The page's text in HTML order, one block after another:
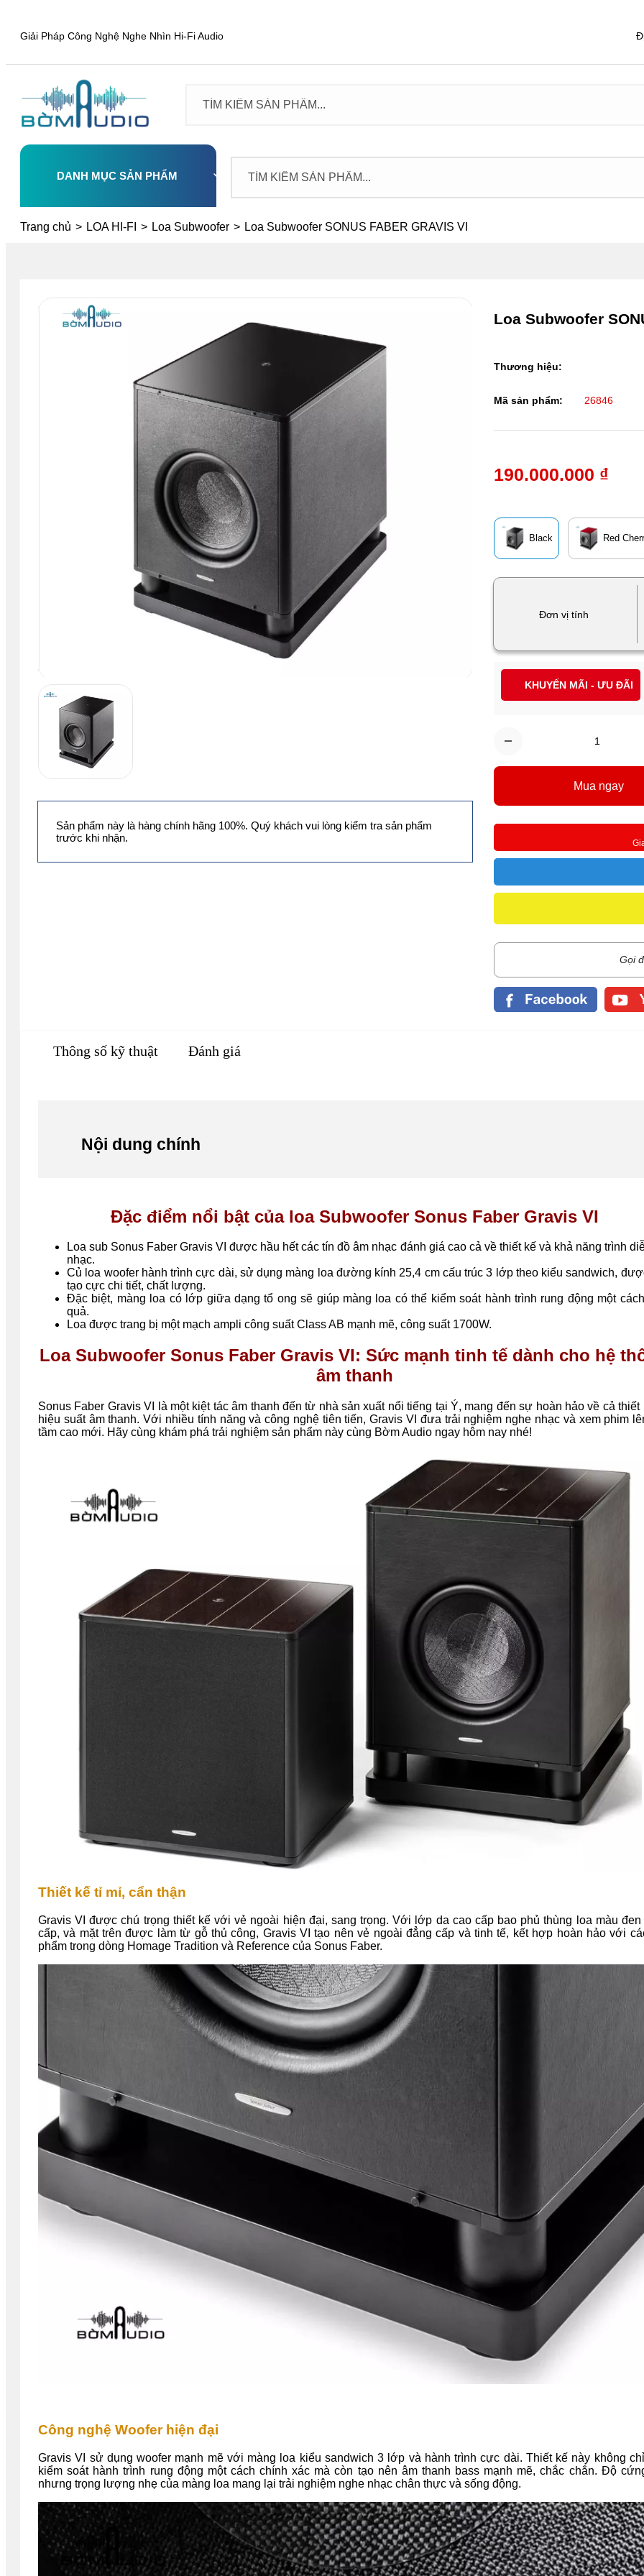
Giải Pháp Công Nghệ Nghe Nhìn Hi-Fi Audio
DANH MỤC SẢN PHẨM
Select
Trang chủ > LOA HI-FI > Loa Subwoofer > Loa Subwoofer SONUS FABER GRAVIS VI
Đơn vị tính
Loa Subwoofer
Black Red
Gọi
190.000.000 ₫
Thương hiệu:
Mã sản phẩm: 26846
Mua ngay
KHUYẾN MÃI - ƯU ĐÃI
Sản phẩm này là hàng chính hãng 100%. Quý khách vui lòng kiểm tra sản phẩm
trước khi nhận.
Thông số kỹ thuật Đánh giá
Nội dung chính
Đặc điểm nổi bật của loa Subwoofer Sonus Faber Gravis VI
Loa sub Sonus Faber Gravis VI được hầu hết các tín đồ âm nhạc đánh giá cao cả về thiết kế và khả năng trình
nhạc.
Củ loa woofer hành trình cực dài, sử dụng màng loa đường kính 25,4 cm cấu trúc 3 lớp theo kiểu sandwich,
tạo cực chi tiết, chất lượng.
Đặc biệt, màng loa có lớp giữa dạng tổ ong sẽ giúp màng loa có thể kiểm soát hành trình rung động một
quả.
Loa được trang bị một mạch ampli công suất Class AB mạnh mẽ, công suất 1700W.
Loa Subwoofer Sonus Faber Gravis VI: Sức mạnh tinh tế dành cho hệ
âm thanh
Sonus Faber Gravis VI là một kiệt tác âm thanh đến từ nhà sản xuất nổi tiếng tại Ý, mang đến sự hoàn hảo về cả thiết
hiệu suất âm thanh. Với nhiều tính năng và công nghệ tiên tiến, Gravis VI đưa trải nghiệm nghe nhạc và xem phim
tầm cao mới. Hãy cùng khám phá trải nghiệm sản phẩm này cùng Bờm Audio ngay hôm nay nhé!
Thiết kế tỉ mỉ, cẩn thận
Gravis VI được chú trọng thiết kế với vẻ ngoài hiện đại, sang trọng. Với lớp da cao cấp bao phủ thùng loa màu đen
cấp, và mặt trên được làm từ gỗ thủ công, Gravis VI tạo nên vẻ ngoài đẳng cấp và tinh tế, kết hợp hoàn hảo với
phẩm trong dòng Homage Tradition và Reference của Sonus Faber.
Công nghệ Woofer hiện đại
Gravis VI sử dụng woofer mạnh mẽ với màng loa kiểu sandwich 3 lớp và hành trình cực dài. Thiết kế này không
kiểm soát hành trình rung động một cách chính xác mà còn tạo nên âm thanh bass mạnh mẽ, chắc chắn. Độ
nhưng trọng lượng nhẹ của màng loa mang lại trải nghiệm nghe nhạc chân thực và sống động.